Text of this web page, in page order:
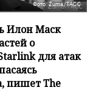
Фото: Zuma/ТАСС
Илон Маск
о
для атак
пишет The